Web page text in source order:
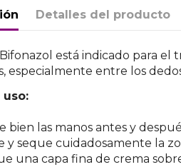
Detalles del producto
está indicado para
especialmente entre los
uso:
bien las manos antes y
y seque cuidadosamente la
una capa fina de crema